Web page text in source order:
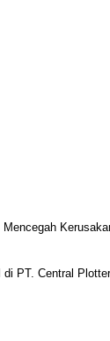
PT. Central